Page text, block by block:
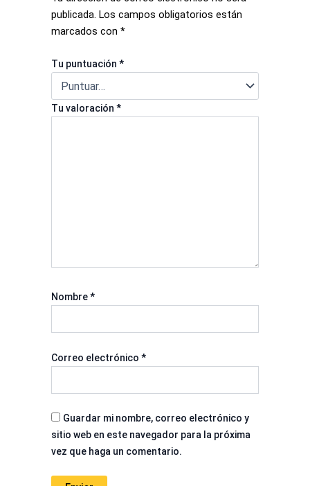
publicada. Los campos obligatorios están
marcados con*
Tu puntuación*
Tu valoración*
Nombre*
Correo electrónico*
Guardar mi nombre, correo electrónico y
sitio web en este navegador para la próxima
vez que haga un comentario.